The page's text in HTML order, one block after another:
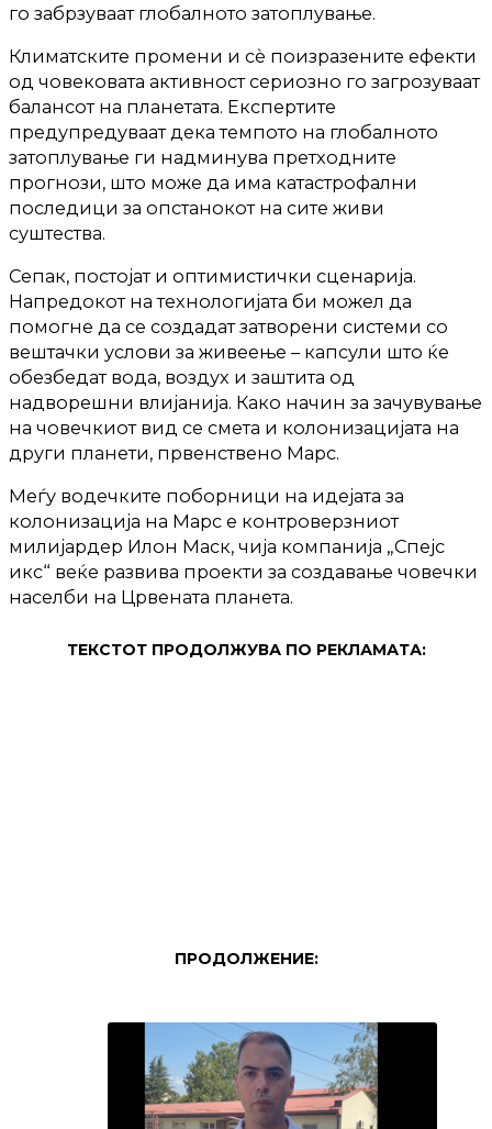
го забрзуваат глобалното затоплување.
Климатските промени и сѐ поизразените ефекти
од човековата активност сериозно го загрозуваат
балансот на планетата. Експертите
предупредуваат дека темпото на глобалното
затоплување ги надминува претходните
прогнози, што може да има катастрофални
последици за опстанокот на сите живи
суштества.
Сепак, постојат и оптимистички сценарија.
Напредокот на технологијата би можел да
помогне да се создадат затворени системи со
вештачки услови за живеење – капсули што ќе
обезбедат вода, воздух и заштита од
надворешни влијанија. Како начин за зачувување
на човечкиот вид се смета и колонизацијата на
други планети, првенствено Марс.
Меѓу водечките поборници на идејата за
колонизација на Марс е контроверзниот
милијардер Илон Маск, чија компанија „Спејс
икс“ веќе развива проекти за создавање човечки
населби на Црвената планета.
ТЕКСТОТ ПРОДОЛЖУВА ПО РЕКЛАМАТА:
ПРОДОЛЖЕНИЕ: